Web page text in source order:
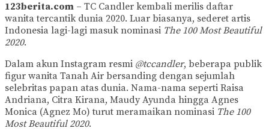
123berita.com – TC Candler kembali merilis daftar
wanita tercantik dunia 2020. Luar biasanya, sederet artis
Indonesia lagi-lagi masuk nominasi The 100 Most Beautiful
2020.
Dalam akun Instagram resmi @tccandler, beberapa publik
figur wanita Tanah Air bersanding dengan sejumlah
selebritas papan atas dunia. Nama-nama seperti Raisa
Andriana, Citra Kirana, Maudy Ayunda hingga Agnes
Monica (Agnez Mo) turut meramaikan nominasi The 100
Most Beautiful 2020.